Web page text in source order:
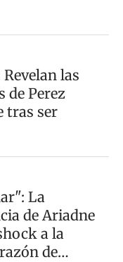
Revelan las
de Perez
tras ser
La
de Ariadne
a la
de